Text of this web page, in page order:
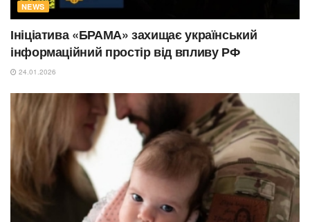
NEWS
Ініціатива «БРАМА» захищає український
інформаційний простір від впливу РФ
24.01.2026